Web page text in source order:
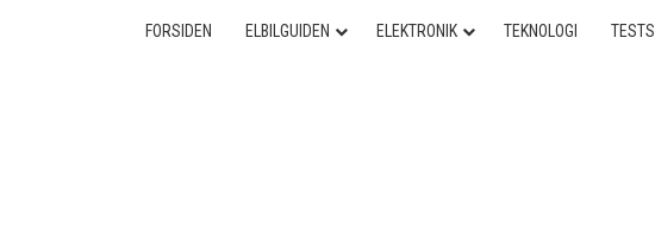
FORSIDEN ELBILGUIDEN ELEKTRONIK TEKNOLOGI TESTS